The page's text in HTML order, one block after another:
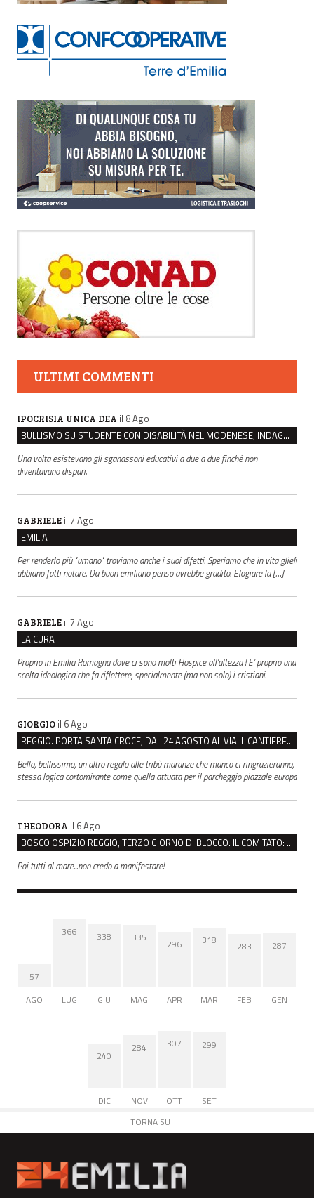
ULTIMI COMMENTI
IPOCRISIA UNICA DEA il 8 Ago
BULLISMO SU STUDENTE CON DISABILITÀ NEL MODENESE, INDAGATI DUE RAGAZZI DI 16 ANNI
Una volta esistevano gli sganassoni educativi a due a due finché non
diventavano dispari.
GABRIELE il 7 Ago
EMILIA
Per renderlo più "umano" troviamo anche i suoi difetti. Speriamo che in vita glieli
abbiano fatti notare. Da buon emiliano penso avrebbe gradito. Elogiare la […]
GABRIELE il 7 Ago
LA CURA
Proprio in Emilia Romagna dove ci sono molti Hospice all’altezza ! E’ proprio una
scelta ideologica che fa riflettere, specialmente (ma non solo) i cristiani.
GIORGIO il 6 Ago
REGGIO. PORTA SANTA CROCE, DAL 24 AGOSTO AL VIA IL CANTIERE PER IL NUOVO COLLETTORE FOGNARIO
Bello, bellissimo, un altro regalo alle tribù maranze che manco ci ringrazieranno,
stessa logica cortomirante come quella attuata per il parcheggio piazzale europa
THEODORA il 6 Ago
BOSCO OSPIZIO REGGIO, TERZO GIORNO DI BLOCCO. IL COMITATO: “PRESIDIO FINO A VENERDÌ”
Poi tutti al mare...non credo a manifestare!
57
AGO
366
LUG
338
GIU
335
MAG
296
APR
318
MAR
283
FEB
287
GEN
240
DIC
284
NOV
307
OTT
299
SET
TORNA SU